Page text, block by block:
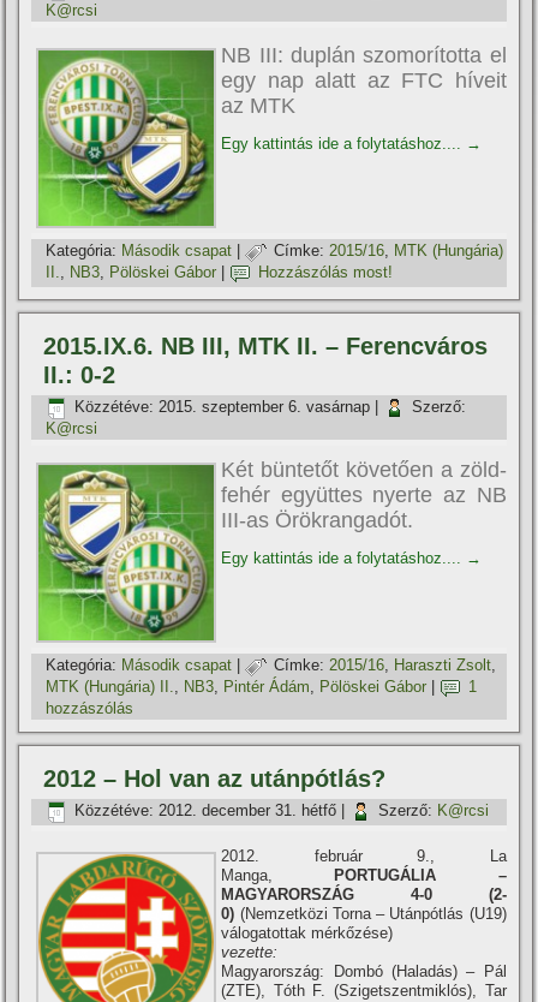
K@rcsi
NB III: duplán szomorí­totta el
egy nap alatt az FTC hí­veit
az MTK
Egy kattintás ide a folytatáshoz.... →
Kategória: Második csapat | Címke: 2015/16, MTK (Hungária)
II., NB3, Pölöskei Gábor Hozzászólás most!
2015.IX.6. NB III, MTK II. – Ferencváros
II.: 0-2
Közzétéve: 2015. szeptember 6. vasárnap
Szerző:
K@rcsi
Két büntetőt követően a zöld-
fehér együttes nyerte az NB
III-as Örökrangadót.
Egy kattintás ide a folytatáshoz.... →
Kategória: Második csapat | Címke: 2015/16, Haraszti Zsolt,
MTK (Hungária) II., NB3, Pintér Ádám, Pölöskei Gábor
1
hozzászólás
2012 – Hol van az utánpótlás?
Közzétéve: 2012. december 31. hétfő Szerző: K@rcsi
2012. február 9., La
Manga,
PORTUGÁLIA –
MAGYARORSZÁG 4-0 (2-
0) (Nemzetközi Torna – Utánpótlás (U19)
válogatottak mérkőzése)
vezette:
Magyarország: Dombó (Haladás) – Pál
(ZTE), Tóth F. (Szigetszentmiklós), Tar